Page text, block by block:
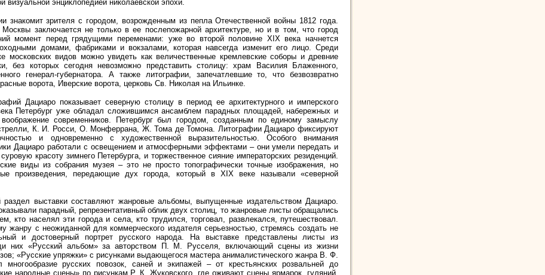
визуальной энциклопедией николаевской эпохи.
знакомит зрителя с городом, возрожденным из пепла Отечественной войны 1812 года.
Москвы заключается не только в ее послепожарной архитектуре, но и в том, что город
момент перед грядущими переменами: уже во второй половине XIX века начнется
домами, фабриками и вокзалами, которая навсегда изменит его лицо. Среди
московских видов можно увидеть как величественные кремлевские соборы и древние
без которых сегодня невозможно представить столицу: храм Василия Блаженного,
генерал-губернатора. А также литографии, запечатлевшие то, что безвозвратно
ворота, Иверские ворота, церковь Св. Николая на Ильинке.
Дациаро показывает северную столицу в период ее архитектурного и имперского
Петербург уже обладал сложившимся ансамблем парадных площадей, набережных и
современников. Петербург был городом, созданным по единому замыслу
К. И. Росси, О. Монферрана, Ж. Тома де Томона. Литографии Дациаро фиксируют
и одновременно с художественной выразительностью. Особого внимания
Дациаро работали с освещением и атмосферными эффектами – они умели передать и
красоту зимнего Петербурга, и торжественное сияние императорских резиденций.
виды из собрания музея – это не просто топографически точные изображения, но
произведения, передающие дух города, который в XIX веке называли «северной
выставки составляют жанровые альбомы, выпущенные издательством Дациаро.
парадный, репрезентативный облик двух столиц, то жанровые листы обращались
кто населял эти города и села, кто трудился, торговал, развлекался, путешествовал.
жанру с неожиданной для коммерческого издателя серьезностью, стремясь создать не
и достоверный портрет русского народа. На выставке представлены листы из
них «Русский альбом» за авторством П. М. Русселя, включающий сцены из жизни
«Русские упряжки» с рисунками выдающегося мастера анималистического жанра В. Ф.
многообразие русских повозок, саней и экипажей – от крестьянских розвальней до
народные сцены» по рисункам Р. К. Жуковского, где оживают сцены ярмарок, гуляний,